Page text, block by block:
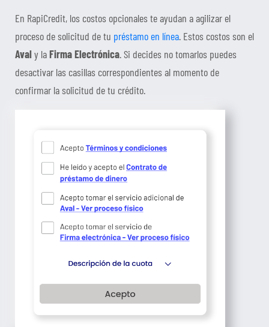
En RapiCredit, los costos opcionales te ayudan a agilizar el
proceso de solicitud de tu préstamo en línea. Estos costos son el
Avaly laFirma Electrónica. Si decides no tomarlos puedes
desactivar las casillas correspondientes al momento de
confirmar la solicitud de tu crédito.